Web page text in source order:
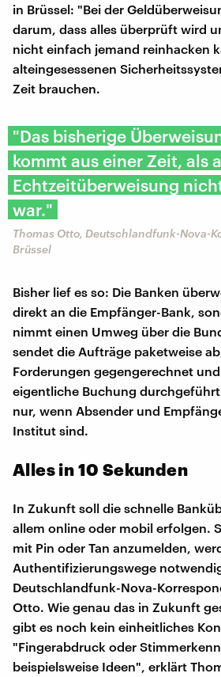
in Brüssel: "Bei der
darum, dass alles überprüft wird
nicht einfach jemand reinhacken
alteingesessenen
Zeit brauchen.
"Das bisherige
kommt aus einer Zeit, als
Echtzeitüberweisung
war."
Thomas Otto, Deutschlandfunk-Nova-
Brüssel
Bisher lief es so: Die Banken
direkt an die Empfänger-Bank,
nimmt einen Umweg über die
sendet die Aufträge paketweise
Forderungen gegengerechnet
eigentliche Buchung
nur, wenn Absender und
Institut sind.
Alles in 10 Sekunden
In Zukunft soll die schnelle
allem online oder mobil erfolgen.
mit Pin oder Tan anzumelden,
Authentifizierungswege
Deutschlandfunk-Nova-
Otto. Wie genau das in Zukunft
gibt es noch kein einheitliches
"Fingerabdruck oder
beispielsweise Ideen", erklärt